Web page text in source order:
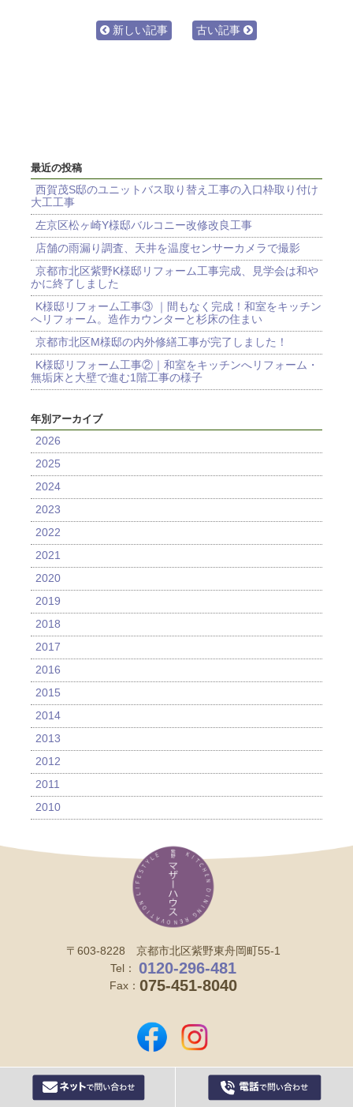
新しい記事 古い記事
最近の投稿
西賀茂S邸のユニットバス取り替え工事の入口枠取り付け
大工工事
左京区松ヶ崎Y様邸バルコニー改修改良工事
店舗の雨漏り調査、天井を温度センサーカメラで撮影
京都市北区紫野K様邸リフォーム工事完成、見学会は和や
かに終了しました
K様邸リフォーム工事③ ｜間もなく完成！和室をキッチン
へリフォーム。造作カウンターと杉床の住まい
京都市北区M様邸の内外修繕工事が完了しました！
K様邸リフォーム工事②｜和室をキッチンへリフォーム・
無垢床と大壁で進む1階工事の様子
年別アーカイブ
2026
2025
2024
2023
2022
2021
2020
2019
2018
2017
2016
2015
2014
2013
2012
2011
2010
〒603-8228 京都市北区紫野東舟岡町55-1
Tel：
0120-296-481
Fax： 075-451-8040